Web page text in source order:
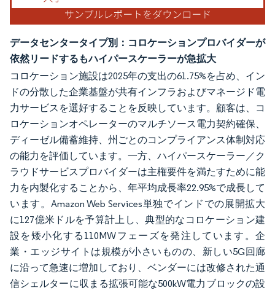
データセンタータイプ別：コロケーションプロバイダーが
依然リードするもハイパースケーラーが急拡大
コロケーション施設は2025年の支出の61.75%を占め、イン
ドの分散した企業基盤が共有インフラおよびマネージド電
力サービスを選好することを反映しています。顧客は、コ
ロケーションオペレーターのマルチソース電力契約確保、
ディーゼル備蓄維持、州ごとのコンプライアンス体制対応
の能力を評価しています。一方、ハイパースケーラー／ク
ラウドサービスプロバイダーは主権要件を満たすために能
力を内製化することから、年平均成長率22.95%で成長して
います。Amazon Web Services単独でインドでの展開拡大
に127億米ドルを予算計上し、典型的なコロケーション建
設を矮小化する110MWフェーズを発注しています。企
業・エッジサイトは規模が小さいものの、新しい5G回廊
に沿って急速に増加しており、ベンダーには改修された通
信シェルターに収まる拡張可能な500kW電力ブロックの設